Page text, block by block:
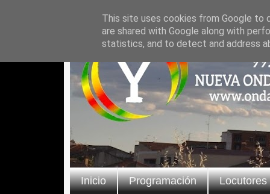
Inicio Programación Locutores
This site uses cookies from Google to
are shared with Google along with
statistics, and to detect and address